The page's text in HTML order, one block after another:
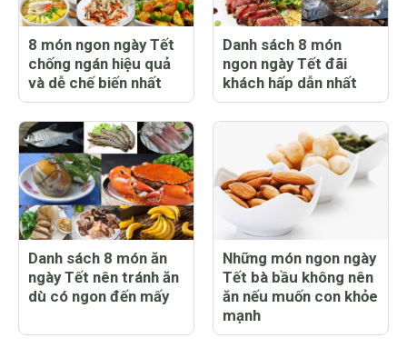
8 món ngon ngày Tết
chống ngán hiệu quả
và dễ chế biến nhất
Danh sách 8 món
ngon ngày Tết đãi
khách hấp dẫn nhất
Danh sách 8 món ăn
ngày Tết nên tránh ăn
dù có ngon đến mấy
Những món ngon ngày
Tết bà bầu không nên
ăn nếu muốn con khỏe
mạnh